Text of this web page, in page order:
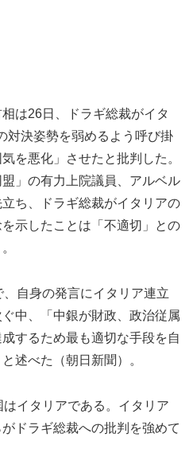
は26日、ドラギ総裁がイタ
対決姿勢を弱めるよう呼び掛
を悪化」させたと批判した。
」の有力上院議員、アルベル
ち、ドラギ総裁がイタリアの
示したことは「不適切」との
自身の発言にイタリア連立
中、「中銀が財政、政治従属
するため最も適切な手段を自
述べた（朝日新聞）。
イタリアである。イタリア
ドラギ総裁への批判を強めて